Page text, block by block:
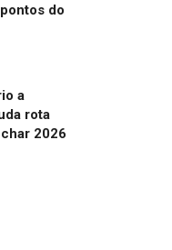
do
a
rota
2026